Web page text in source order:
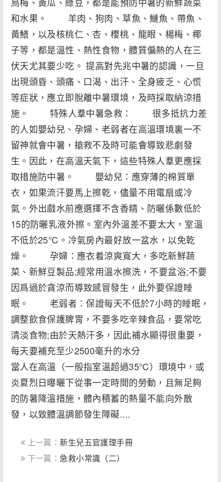
和水果。 羊肉、狗肉、草魚、鰱魚、帶魚、
黃鱔，以及核桃仁、杏、櫻桃、龍眼、楊梅、椰
子等，都是溫性、熱性食物，體質偏熱的人在三
伏天尤其要少吃。 提高對先兆中暑的認識，一旦
出現頭昏、頭痛、口渴、出汗、全身疲乏、心慌
等症狀，應立即脫離中暑環境，及時採取納涼措
施。 特殊人羣中暑急救： 很多抵抗力差
的人如嬰幼兒、孕婦、老弱者在高溫環境裏一不
留神就會中暑，搶救不及時可能會導致悲劇發
生。因此，在高溫天氣下，這些特殊人羣更應採
取措施防中暑。 嬰幼兒：應穿薄的棉質單
衣，如果流汗要馬上擦乾，儘量不用電扇或冷
氣。外出戲水前應選擇不含香精、防曬係數低於
15的防曬乳液外擦。室內外溫差不要太大，室溫
不低於25℃。冷氣房內最好放一盆水，以免乾
燥。 孕婦：應衣着涼爽寬大，多吃新鮮蔬
菜、新鮮豆製品;經常用溫水擦洗，不要盆浴;不要
因爲過於貪涼而導致感冒發生，此外要保證睡
眠。 老弱者：保證每天不低於7小時的睡眠，
調整飲食保護脾胃，不要多吃辛辣食品，要常吃
清淡食物;由於天熱汗多，因此補水顯得很重要，
每天要補充至少2500毫升的水分
當人在高溫（一般指室溫超過35℃）環境中，或
炎夏烈日曝曬下從事一定時間的勞動，且無足夠
的防暑降溫措施，體內積蓄的熱量不能向外散
發，以致體溫調節發生障礙....
上一篇：新生兒五官護理手冊
下一篇：急救小常識（二）